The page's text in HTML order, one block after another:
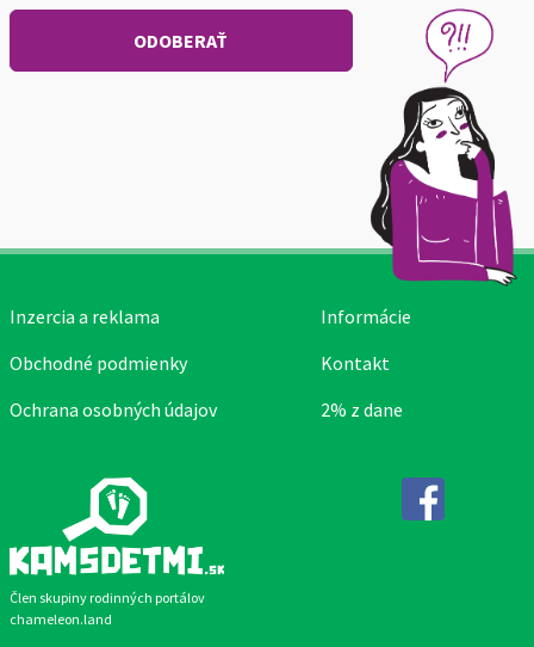
Člen skupiny rodinných portálov
chameleon.land
Inzercia a reklama
Obchodné podmienky
Ochrana osobných údajov
Informácie
Kontakt
2% z dane